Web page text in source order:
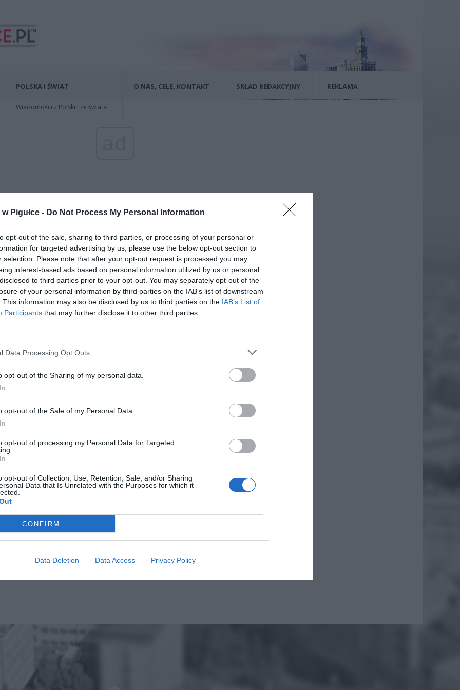
Pigułce - Do Not Process My Personal Information
opt-out of the sale, sharing to third parties, or processing of your personal or
for targeted advertising by us, please use the below opt-out section to
selection. Please note that after your opt-out request is processed you may
interest-based ads based on personal information utilized by us or personal
to third parties prior to your opt-out. You may separately opt-out of the
of your personal information by third parties on the IAB’s list of downstream
This information may also be disclosed by us to third parties on the IAB’s List of
Participants that may further disclose it to other third parties.
Data Processing Opt Outs
opt-out of the Sharing of my personal data.
opt-out of the Sale of my Personal Data.
opt-out of processing my Personal Data for Targeted
opt-out of Collection, Use, Retention, Sale, and/or Sharing
Data that Is Unrelated with the Purposes for which it
CONFIRM
Data Deletion Data Access Privacy Policy
POLSKA I ŚWIAT
Wiadomości z Polski i ze świata
O NAS, CELE, KONTAKT SKŁAD REDAKCYJNY REKLAMA
Warszawa
KANCELARII PREZYDENTA
Stołeczni policjanci zatrzymali kobietę podejrzaną o
informacji funkcjonariuszy wynika, że 36-latka
przesyłała faktury VAT za fikcyjne usługi do różnych